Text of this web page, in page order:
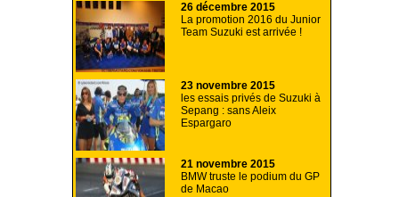
26 décembre 2015
La promotion 2016 du Junior
Team Suzuki est arrivée !
23 novembre 2015
les essais privés de Suzuki à
Sepang : sans Aleix
Espargaro
21 novembre 2015
BMW truste le podium du GP
de Macao